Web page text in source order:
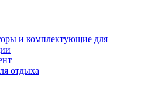
и комплектующие для
отдыха